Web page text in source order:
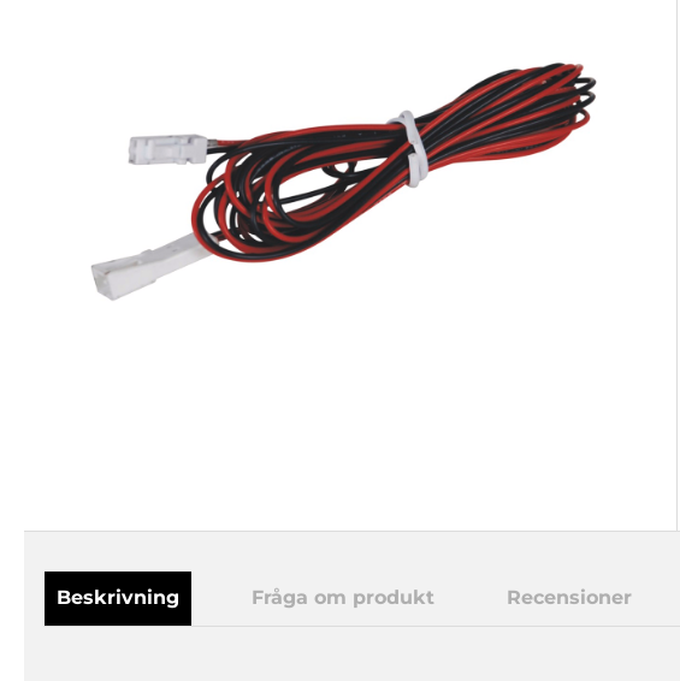
Beskrivning Fråga om produkt Recensioner